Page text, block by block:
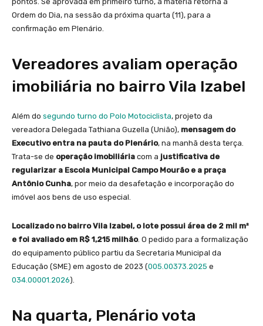
Ordem do Dia, na sessão da próxima quarta (11), para a
confirmação em Plenário.
Vereadores avaliam operação
imobiliária no bairro Vila Izabel
Além do segundo turno do Polo Motociclista, projeto da
vereadora Delegada Tathiana Guzella (União), mensagem do
Executivo entra na pauta do Plenário, na manhã desta terça.
Trata-se de operação imobiliária com a justificativa de
regularizar a Escola Municipal Campo Mourão e a praça
Antônio Cunha, por meio da desafetação e incorporação do
imóvel aos bens de uso especial.
Localizado no bairro Vila Izabel, o lote possui área de 2 mil m²
e foi avaliado em R$ 1,215 milhão. O pedido para a formalização
do equipamento público partiu da Secretaria Municipal da
Educação (SME) em agosto de 2023 (005.00373.2025 e
034.00001.2026).
Na quarta, Plenário vota